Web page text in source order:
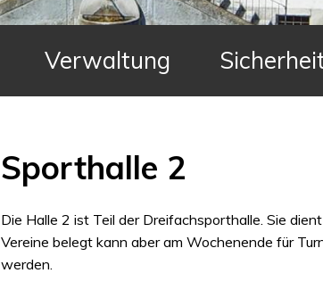
Verwaltung
Sporthalle 2
Die Halle 2 ist Teil der Dreifachsporthalle. Sie
Vereine belegt kann aber am Wochenende für
werden.